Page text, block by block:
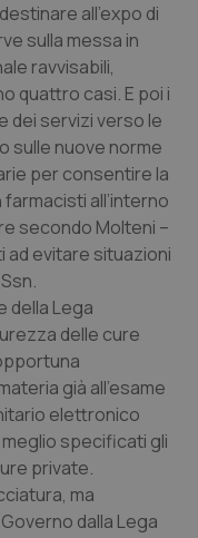
all’expo di
sulla messa in
ravvisabili,
quattro casi. E poi i
dei servizi verso le
sulle nuove norme
per consentire la
all’interno
secondo Molteni –
evitare situazioni
della Lega
delle cure
già all’esame
elettronico
specificati gli
private.
ma
dalla Lega